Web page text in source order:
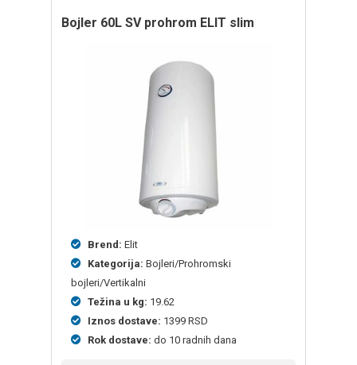
bojler 60L SV prohrom ELIT slim
Brend: Elit
Kategorija: Bojleri/Prohromski
bojleri/Vertikalni
Težina u kg: 19.62
Iznos dostave: 1399 RSD
Rok dostave: do 10 radnih dana